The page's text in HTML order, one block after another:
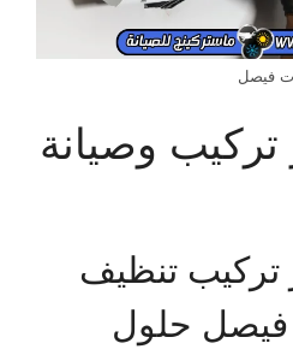
فيصل
وصيانة
تنظيف
فيصل حلول